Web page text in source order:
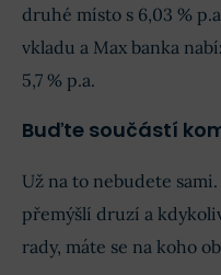
druhé místo s 6,03 %
vkladu a Max banka
5,7 % p.a.
Buďte součástí
Už na to nebudete
přemýšlí druzí a
rady, máte se na koho